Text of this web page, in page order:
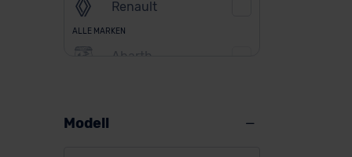
Renault
ALLE MARKEN
Abarth
Modell